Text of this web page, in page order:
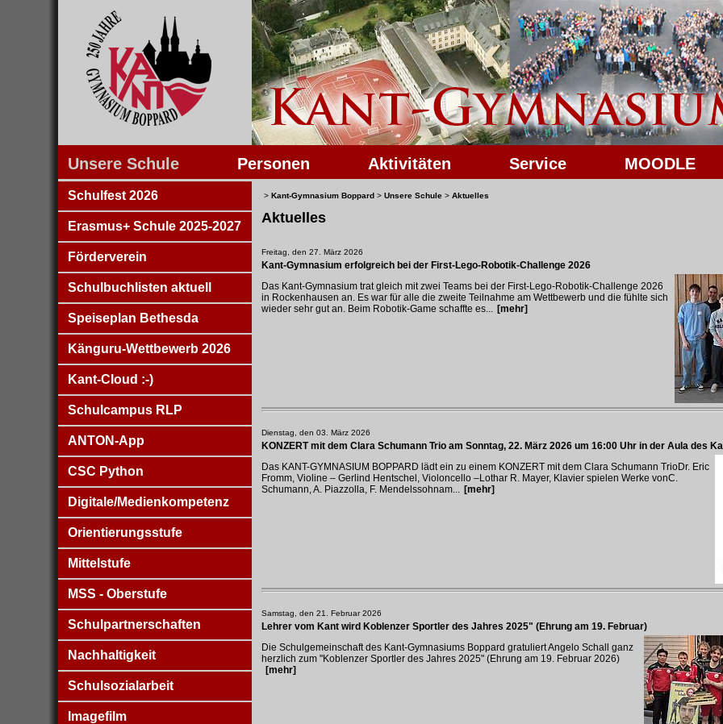
Unsere Schule Personen Aktivitäten Service MOODLE
Schulfest 2026
Erasmus+ Schule 2025-2027
Förderverein
Schulbuchlisten aktuell
Speiseplan Bethesda
Känguru-Wettbewerb 2026
Kant-Cloud :-)
Schulcampus RLP
ANTON-App
CSC Python
Digitale/Medienkompetenz
Orientierungsstufe
Mittelstufe
MSS - Oberstufe
Schulpartnerschaften
Nachhaltigkeit
Schulsozialarbeit
Imagefilm
> Kant-Gymnasium Boppard > Unsere Schule > Aktuelles
Aktuelles
Freitag, den 27. März 2026
Kant-Gymnasium erfolgreich bei der First-Lego-Robotik-Challenge 2026
Das Kant-Gymnasium trat gleich mit zwei Teams bei der First-Lego-Robotik-Challenge 2026
in Rockenhausen an. Es war für alle die zweite Teilnahme am Wettbewerb und die fühlte sich
wieder sehr gut an. Beim Robotik-Game schaffte es... [mehr]
Dienstag, den 03. März 2026
KONZERT mit dem Clara Schumann Trio am Sonntag, 22. März 2026 um 16:00 Uhr in der Aula des
Das KANT-GYMNASIUM BOPPARD lädt ein zu einem KONZERT mit dem Clara Schumann TrioDr. Eric
Fromm, Violine – Gerlind Hentschel, Violoncello –Lothar R. Mayer, Klavier spielen Werke vonC.
Schumann, A. Piazzolla, F. Mendelssohnam... [mehr]
Samstag, den 21. Februar 2026
Lehrer vom Kant wird Koblenzer Sportler des Jahres 2025" (Ehrung am 19. Februar)
Die Schulgemeinschaft des Kant-Gymnasiums Boppard gratuliert Angelo Schall ganz
herzlich zum "Koblenzer Sportler des Jahres 2025" (Ehrung am 19. Februar 2026)
[mehr]